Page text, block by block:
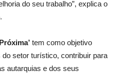
do seu trabalho”, explica o
tem como objetivo
setor turístico, contribuir para
autarquias e dos seus